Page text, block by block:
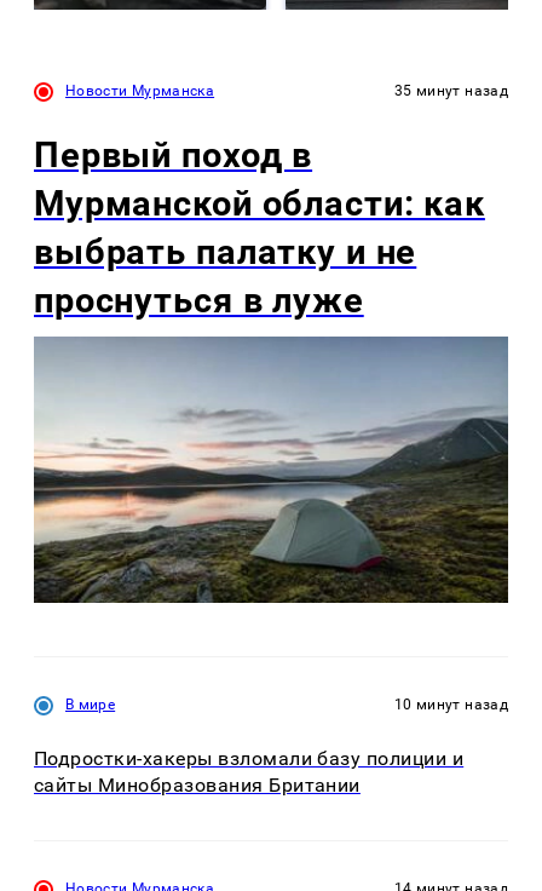
Новости Мурманска 35 минут назад
Первый поход в
Мурманской области: как
выбрать палатку и не
проснуться в луже
В мире 10 минут назад
Подростки-хакеры взломали базу полиции и
сайты Минобразования Британии